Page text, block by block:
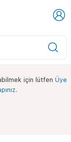
için lütfen Üye